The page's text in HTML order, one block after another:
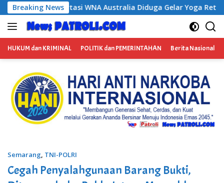
Langsung
ke
konten
Breaking News
Australia Diduga Gelar Yoga Retreat dan Menjadi Instruktur
HUKUM dan KRIMINAL POLITIK dan PEMERINTAHAN Berita Nasional
Semarang, TNI-POLRI
Cegah Penyalahgunaan Barang Bukti,